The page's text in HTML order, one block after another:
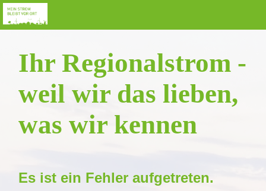
Ihr Regionalstrom -
weil wir das lieben,
was wir kennen
Es ist ein Fehler aufgetreten.